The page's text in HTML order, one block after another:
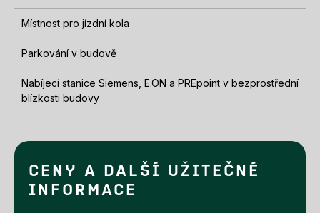
Místnost pro jízdní kola
Parkování v budově
Nabíjecí stanice Siemens, E.ON a PREpoint v bezprostřední
blízkosti budovy
CENY A DALŠÍ UŽITEČNÉ
INFORMACE